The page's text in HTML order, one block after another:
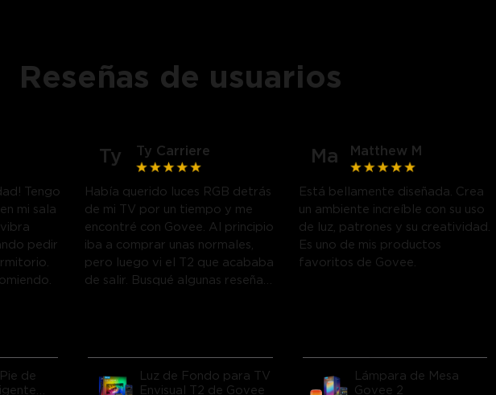
Reseñas de usuarios
Tengo
mi sala
pedir
de
Ty Ty Carriere
Había querido luces RGB detrás
de mi TV por un tiempo y me
encontré con Govee. Al principio
iba a comprar unas normales,
pero luego vi el T2 que acababa
de salir. Busqué algunas reseñas
videojuegos, ¡así que esto
funciona genial! Me sorprende
Luz de Fondo para TV
Envisual T2 de Govee
Ma Matthew M
Está bellamente diseñada. Crea
un ambiente increíble con su uso
de luz, patrones y su creatividad.
Es uno de mis productos
favoritos de Govee.
Lámpara de Mesa
Govee 2